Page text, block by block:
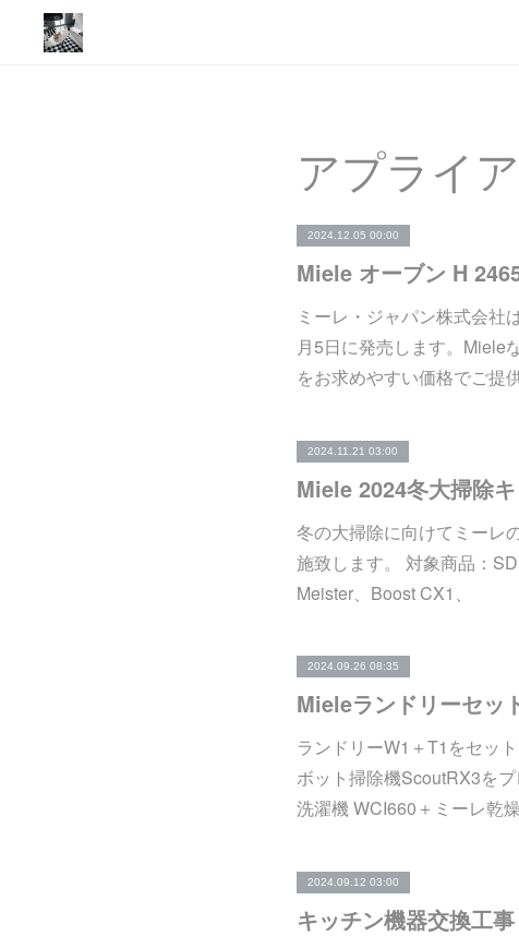
アプライ
2024.12.05 00:00
Miele オーブン H
ミーレ・ジャパン株式会社
月5日に発売します。Miele
をお求めやすい価格でご提
2024.11.21 03:00
Miele 2024冬大掃除
冬の大掃除に向けてミーレ
施致します。 対象商品：
Meister、Boost CX1
2024.09.26 08:35
Mieleランドリーセッ
ランドリーW1＋T1をセッ
ボット掃除機ScoutRX3を
洗濯機 WCI660＋ミーレ乾
2024.09.12 03:00
キッチン機器交換工事